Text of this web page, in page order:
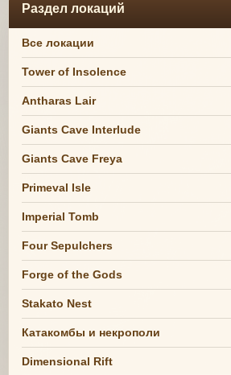
Раздел локаций
Все локации
Tower of Insolence
Antharas Lair
Giants Cave Interlude
Giants Cave Freya
Primeval Isle
Imperial Tomb
Four Sepulchers
Forge of the Gods
Stakato Nest
Катакомбы и некрополи
Dimensional Rift